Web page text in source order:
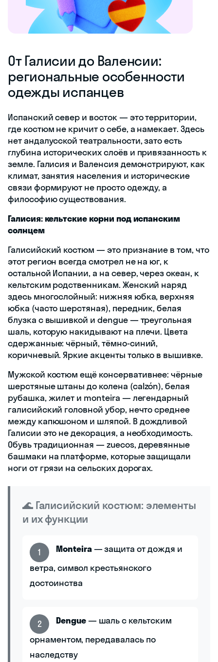
От Галисии до Валенсии:
региональные особенности
одежды испанцев
Испанский север и восток — это территории,
где костюм не кричит о себе, а намекает. Здесь
нет андалусской театральности, зато есть
глубина исторических слоёв и привязанность к
земле. Галисия и Валенсия демонстрируют, как
климат, занятия населения и исторические
связи формируют не просто одежду, а
философию существования.
Галисия: кельтские корни под испанским
солнцем
Галисийский костюм — это признание в том, что
этот регион всегда смотрел не на юг, к
остальной Испании, а на север, через океан, к
кельтским родственникам. Женский наряд
здесь многослойный: нижняя юбка, верхняя
юбка (часто шерстяная), передник, белая
блузка с вышивкой и dengue — треугольная
шаль, которую накидывают на плечи. Цвета
сдержанные: чёрный, тёмно-синий,
коричневый. Яркие акценты только в вышивке.
Мужской костюм ещё консервативнее: чёрные
шерстяные штаны до колена (calzón), белая
рубашка, жилет и monteira — легендарный
галисийский головной убор, нечто среднее
между капюшоном и шляпой. В дождливой
Галисии это не декорация, а необходимость.
Обувь традиционная — zuecos, деревянные
башмаки на платформе, которые защищали
ноги от грязи на сельских дорогах.
🌊 Галисийский костюм: элементы
и их функции
1 Monteira— защита от дождя и
ветра, символ крестьянского
достоинства
2 Dengue— шаль с кельтским
орнаментом, передавалась по
наследству